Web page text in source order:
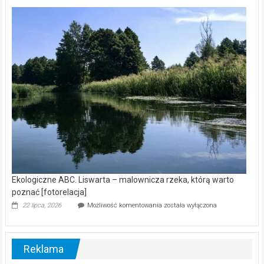
kamerą
wśród
Ekologiczne ABC. Liswarta – malownicza rzeka, którą warto
poznać [fotorelacja]
22 lipca, 2026 Możliwość komentowania Ekologiczne
–
została wyłączona
Reklama